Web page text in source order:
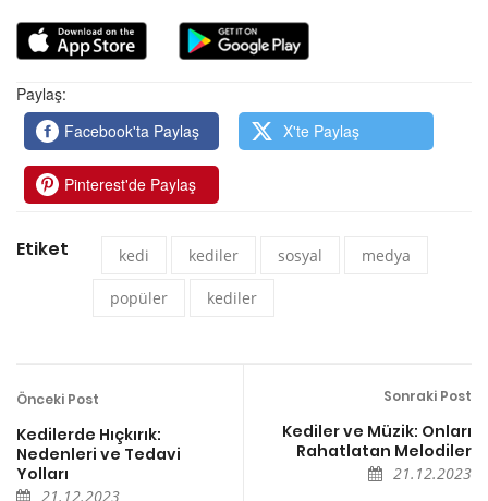
Paylaş:
Facebook'ta Paylaş
X'te Paylaş
Pinterest'de Paylaş
Etiket kedi kediler sosyal medya
popüler kediler
Önceki Post
Kedilerde Hıçkırık:
Nedenleri ve Tedavi
Yolları
21.12.2023
Sonraki Post
Kediler ve Müzik: Onları
Rahatlatan Melodiler
21.12.2023